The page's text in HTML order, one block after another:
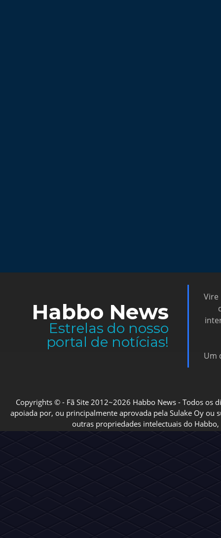
Habbo News
Estrelas do nosso
portal de notícias!
Vire
Um
Copyrights © - Fã Site 2012~2026 Habbo News - Todos os
apoiada por, ou principalmente aprovada pela Sulake Oy ou
outras propriedades intelectuais do